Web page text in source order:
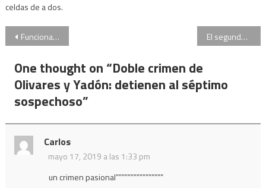
celdas de a dos.
Navegación
de
entradas
Funcionarios públicos estafaban al Gobierno bonaerense con compras truchas El segundo juicio contra Cristina Kirchner sería en septiembre
One thought on “Doble crimen de
Olivares y Yadón: detienen al séptimo
sospechoso”
Carlos
mayo 17, 2019 a las 1:33 pm
un crimen pasional””””””””””””””””